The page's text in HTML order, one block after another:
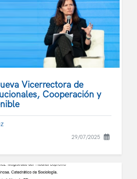
Vicerrectora de
Cooperación y
29/07/2025